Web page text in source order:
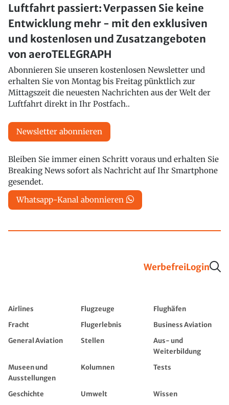
Luftfahrt passiert: Verpassen Sie keine
Entwicklung mehr - mit den exklusiven
und kostenlosen und Zusatzangeboten
von aeroTELEGRAPH
Abonnieren Sie unseren kostenlosen Newsletter und
erhalten Sie von Montag bis Freitag pünktlich zur
Mittagszeit die neuesten Nachrichten aus der Welt der
Luftfahrt direkt in Ihr Postfach..
Newsletter abonnieren
Bleiben Sie immer einen Schritt voraus und erhalten Sie
Breaking News sofort als Nachricht auf Ihr Smartphone
gesendet.
Whatsapp-Kanal abonnieren
WerbefreiLogin
Airlines Flugzeuge
Flughäfen
Fracht
Flugerlebnis
Business Aviation
General Aviation
Stellen
Aus- und
Weiterbildung
Museen und
Ausstellungen
Kolumnen Tests
Geschichte Umwelt
Wissen